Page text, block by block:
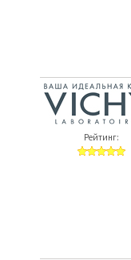
Рейтинг: